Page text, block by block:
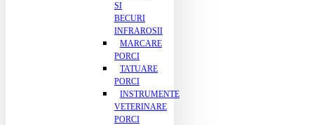
SI
BECURI
INFRAROSII
MARCARE
PORCI
TATUARE
PORCI
INSTRUMENTE
VETERINARE
PORCI